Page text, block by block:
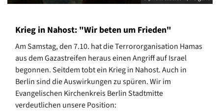
Krieg in Nahost: "Wir beten um Frieden"
Am Samstag, den 7.10. hat die Terrororganisation Hamas
aus dem Gazastreifen heraus einen Angriff auf Israel
begonnen. Seitdem tobt ein Krieg in Nahost. Auch in
Berlin sind die Auswirkungen zu spüren. Wir im
Evangelischen Kirchenkreis Berlin Stadtmitte
verdeutlichen unsere Position: